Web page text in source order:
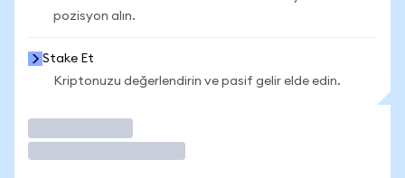
pozisyon alın.
Stake Et
Kriptonuzu değerlendirin ve pasif gelir elde edin.